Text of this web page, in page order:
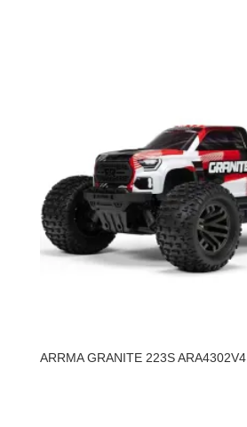
ARRMA GRANITE 223S ARA4302V4